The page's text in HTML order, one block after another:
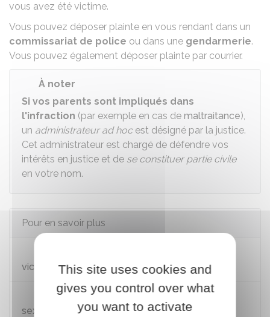
vous avez été victime.
Vous pouvez déposer plainte en vous rendant dans un
commissariat de police ou dans une gendarmerie.
Vous pouvez également déposer plainte par courrier.
À noter
Si vos parents sont impliqués dans
l'infraction (par exemple en cas de maltraitance),
un administrateur ad hocest désigné par la justice.
Cet administrateur est chargé de défendre vos
intérêts en justice et de se constituer partie civile
en votre nom.
Pour en savoir plus
victimes d'infractions pénales
Parcours victimes (violences physiques,
sexuelles ou psychologiques)
This site uses cookies and
gives you control over what
you want to activate